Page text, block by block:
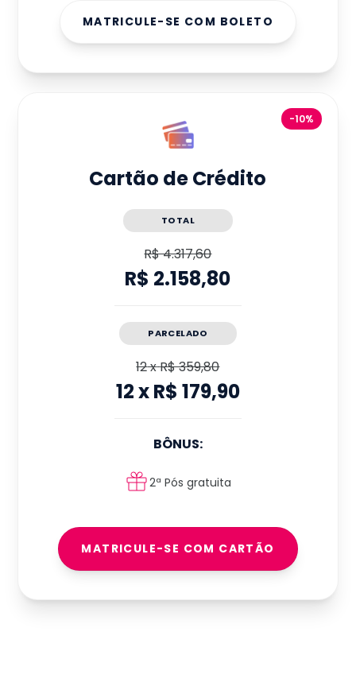
MATRICULE-SE COM BOLETO
-10%
Cartão de Crédito
TOTAL
R$ 4.317,60
R$ 2.158,80
PARCELADO
12xR$ 359,80
12xR$ 179,90
BÔNUS:
2ª Pós gratuita
MATRICULE-SE COM CARTÃO